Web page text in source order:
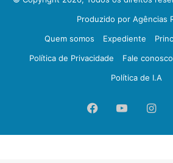
Produzido por Agências
Quem somos
Expediente
Política de Privacidade
Fale conosco
Política de I.A
FacebookYouTube